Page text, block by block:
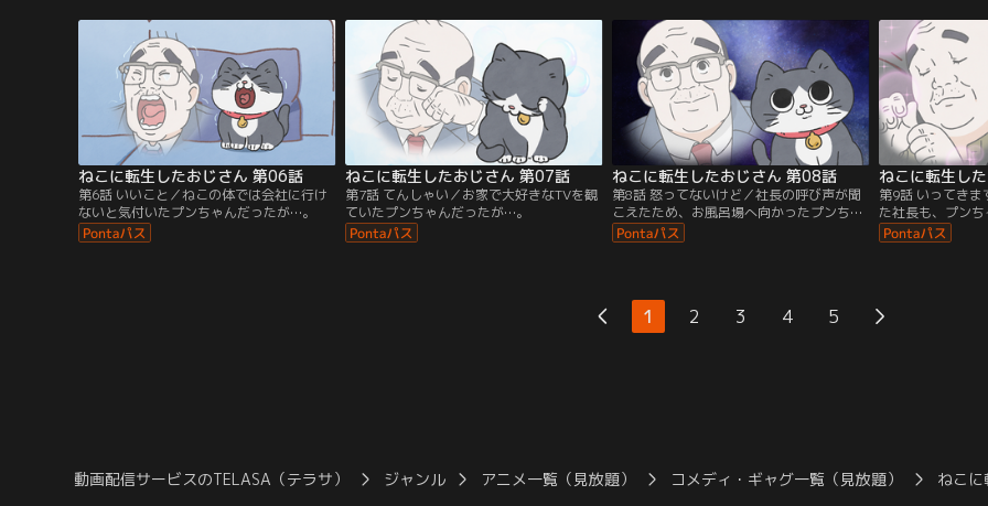
さん。人間の言葉も話せなくなり道端で困
っていると、そこへ通りかかったのは、お
じさんが勤めている会社の社長だった。
ねこに転生したおじさん 第06話
第6話 いいこと／ねこの体では会社に行け
ないと気付いたプンちゃんだったが…。
ねこに転生したおじさん 第07話
第7話 てんしゃい／お家で大好きなTVを観
ていたプンちゃんだったが…。
ねこに転生したおじさん 第08話
第8話 怒ってないけど／社長の呼び声が聞
こえたため、お風呂場へ向かったプンちゃ
んだったが…。
ねこに転生し
第9話 いってき
た社長も、プン
のは辛いようで…
1 2 3 4 5
動画配信サービスのTELASA（テラサ） ジャンル アニメ一覧（見放題） コメディ・ギャグ一覧（見放題） ねこ